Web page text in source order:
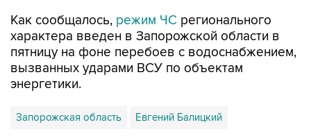
Как сообщалось, режим ЧС регионального
характера введен в Запорожской области в
пятницу на фоне перебоев с водоснабжением,
вызванных ударами ВСУ по объектам
энергетики.
Запорожская область Евгений Балицкий